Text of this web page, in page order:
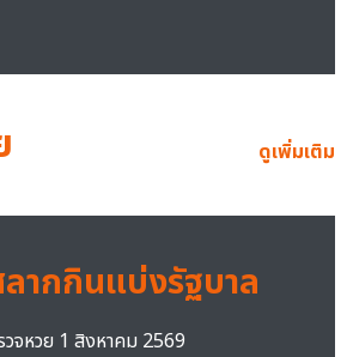
ดูเพิ่มเติม
ากกินแบ่งรัฐบาล
วจหวย 1 สิงหาคม 2569